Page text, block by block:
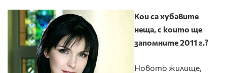
Кои са хубавите
неща, с които ще
запомните 2011 г.?
Новото жилище,